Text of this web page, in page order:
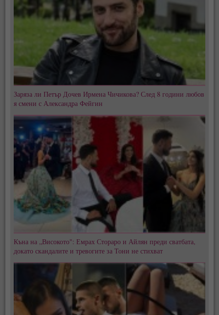
Заряза ли Петър Дочев Ирмена Чичикова? След 8 години любов
я смени с Александра Фейгин
Къна на „Високото": Емрах Стораро и Айлян преди сватбата,
докато скандалите и тревогите за Тони не стихват